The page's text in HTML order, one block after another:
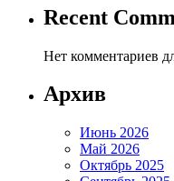
Recent
Нет комментариев
Архив
Июнь 2026
Май 2026
Октябрь 2025